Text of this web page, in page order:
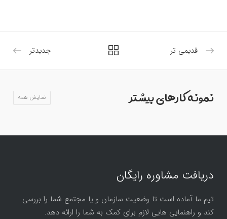
جدیدتر قدیمی تر
نمونه کارهای بیشتر نمایش همه
دریافت مشاوره رایگان
تیم ما آماده است تا وضعیت سازمان و یا مجتمع شما را بررسی
کند و راهنمایی هایی لازم برای کمک به شما را ارائه دهد.